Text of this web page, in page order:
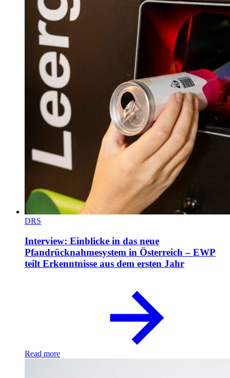
DRS
Interview: Einblicke in das neue
Pfandrücknahmesystem in Österreich – EWP
teilt Erkenntnisse aus dem ersten Jahr
Read more